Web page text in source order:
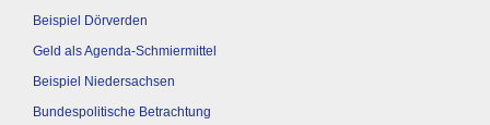
Beispiel Dörverden
Geld als Agenda-Schmiermittel
Beispiel Niedersachsen
Bundespolitische Betrachtung